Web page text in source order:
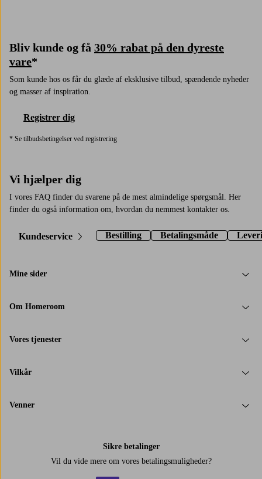
Bliv kunde og få 30% rabat på den dyreste
vare*
Som kunde hos os får du glæde af eksklusive tilbud, spændende nyheder
og masser af inspiration.
Registrer dig
* Se tilbudsbetingelser ved registrering
Vi hjælper dig
I vores FAQ finder du svarene på de mest almindelige spørgsmål. Her
finder du også information om, hvordan du nemmest kontakter os.
Kundeservice Bestilling Betalingsmåde
Mine sider
Om Homeroom
Vores tjenester
Vilkår
Venner
Sikre betalinger
Vil du vide mere om vores betalingsmuligheder?